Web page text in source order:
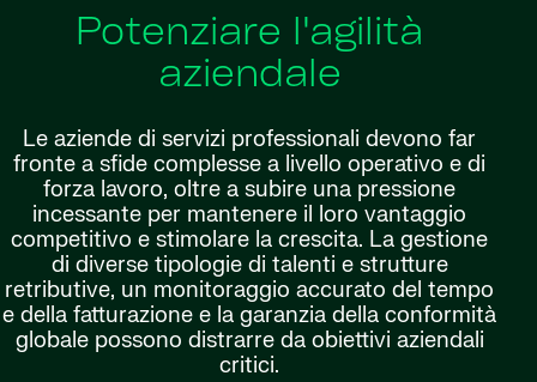
Potenziare l'agilità
aziendale
Le aziende di servizi professionali devono far
fronte a sfide complesse a livello operativo e di
forza lavoro, oltre a subire una pressione
incessante per mantenere il loro vantaggio
competitivo e stimolare la crescita. La gestione
di diverse tipologie di talenti e strutture
retributive, un monitoraggio accurato del tempo
e della fatturazione e la garanzia della conformità
globale possono distrarre da obiettivi aziendali
critici.